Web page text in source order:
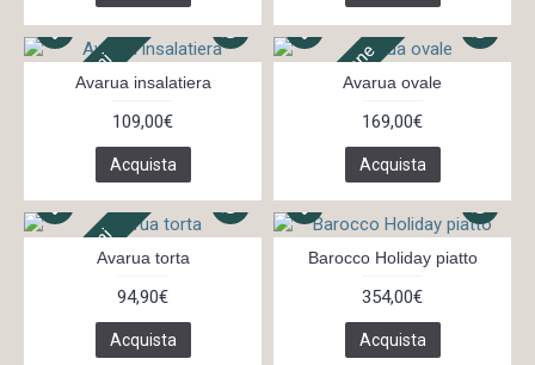
In 14 giorniAvarua insalatiera
109,00€
Acquista
In 3 settimaneAvarua ovale
169,00€
Acquista
In 14 giorniAvarua torta
94,90€
Acquista
Barocco Holiday piatto
354,00€
Acquista